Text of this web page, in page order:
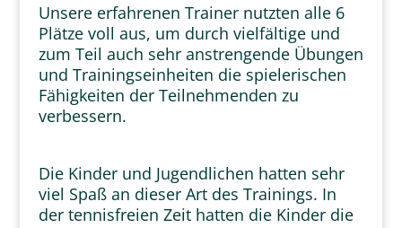
Unsere erfahrenen Trainer nutzten alle 6
Plätze voll aus, um durch vielfältige und
zum Teil auch sehr anstrengende Übungen
und Trainingseinheiten die spielerischen
Fähigkeiten der Teilnehmenden zu
verbessern.
Die Kinder und Jugendlichen hatten sehr
viel Spaß an dieser Art des Trainings. In
der tennisfreien Zeit hatten die Kinder die